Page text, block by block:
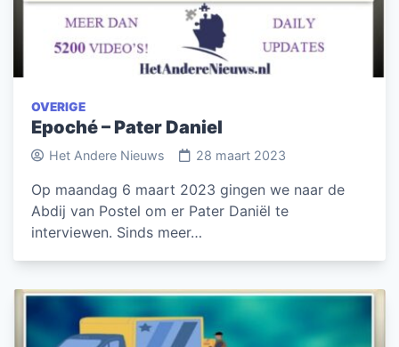
OVERIGE
Epoché – Pater Daniel
Het Andere Nieuws 28 maart 2023
Op maandag 6 maart 2023 gingen we naar de
Abdij van Postel om er Pater Daniël te
interviewen. Sinds meer…